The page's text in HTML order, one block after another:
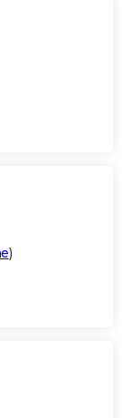
)